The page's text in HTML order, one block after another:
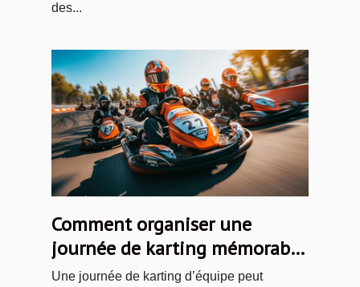
des...
Comment organiser une
journée de karting mémorable
pour votre équipe ?
Une journée de karting d’équipe peut